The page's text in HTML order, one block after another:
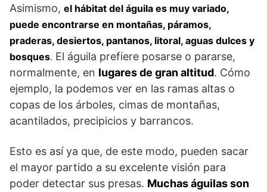
Asimismo, el hábitat del águila es muy variado,
puede encontrarse en montañas, páramos,
praderas, desiertos, pantanos, litoral, aguas dulces y
bosques. El águila prefiere posarse o pararse,
normalmente, en lugares de gran altitud. Cómo
ejemplo, la podemos ver en las ramas altas o
copas de los árboles, cimas de montañas,
acantilados, precipicios y barrancos.
Esto es así ya que, de este modo, pueden sacar
el mayor partido a su excelente visión para
poder detectar sus presas. Muchas águilas son